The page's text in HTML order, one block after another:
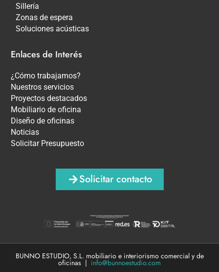
Sillería
Zonas de espera
Soluciones acústicas
Enlaces de Interés
¿Cómo trabajamos?
Nuestros servicios
Proyectos destacados
Mobiliario de oficina
Diseño de oficinas
Noticias
Solicitar Presupuesto
Solicitar contacto
BUNNO ESTUDIO, S.L. mobiliario e interiorismo comercial y de
oficinas | info@bunnoestudio.com